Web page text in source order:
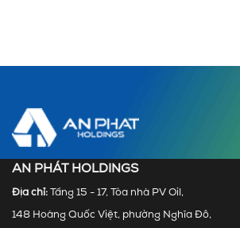
AN PHÁT HOLDINGS
Địa chỉ: Tầng 15 - 17, Tòa nhà PV Oil,
148 Hoàng Quốc Việt, phường Nghĩa Đô,